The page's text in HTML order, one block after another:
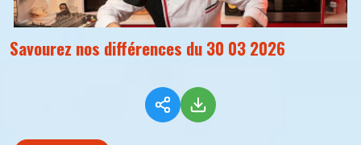
Savourez nos différences du 30 03 2026